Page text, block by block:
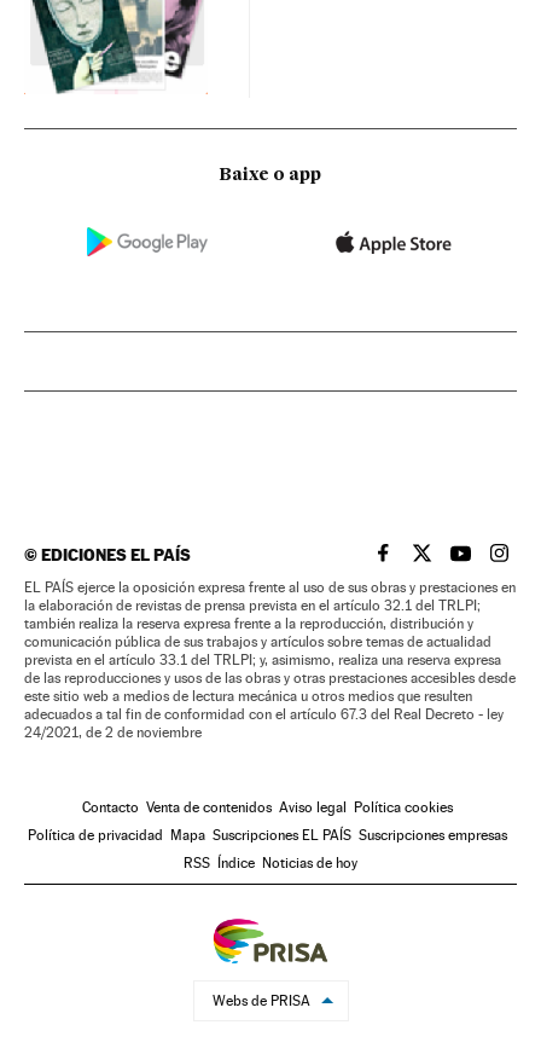
Baixe o app
©EDICIONES EL PAÍS EL PAÍS BRASIL EN
EL PAÍSEL PAÍS
EL
EL PAÍS ejerce la oposición expresa frente al uso de sus obras y prestaciones en
la elaboración de revistas de prensa prevista en el artículo 32.1 del TRLPI;
también realiza la reserva expresa frente a la reproducción, distribución y
comunicación pública de sus trabajos y artículos sobre temas de actualidad
prevista en el artículo 33.1 del TRLPI; y, asimismo, realiza una reserva expresa
de las reproducciones y usos de las obras y otras prestaciones accesibles desde
este sitio web a medios de lectura mecánica u otros medios que resulten
adecuados a tal fin de conformidad con el artículo 67.3 del Real Decreto - ley
24/2021, de 2 de noviembre
Contacto Venta de contenidos Aviso legal Política cookies
Política de privacidad Mapa Suscripciones EL PAÍS Suscripciones empresas
RSS Índice Noticias de hoy
Webs de PRISA